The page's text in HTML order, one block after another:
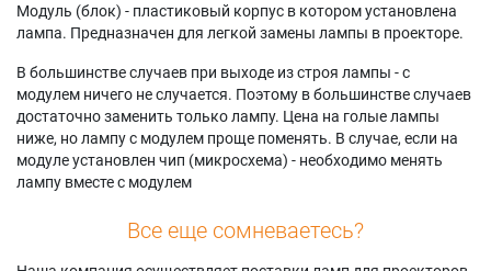
Модуль (блок) - пластиковый корпус в котором установлена
лампа. Предназначен для легкой замены лампы в проекторе.
В большинстве случаев при выходе из строя лампы - с
модулем ничего не случается. Поэтому в большинстве случаев
достаточно заменить только лампу. Цена на голые лампы
ниже, но лампу с модулем проще поменять. В случае, если на
модуле установлен чип (микросхема) - необходимо менять
лампу вместе с модулем
Все еще сомневаетесь?